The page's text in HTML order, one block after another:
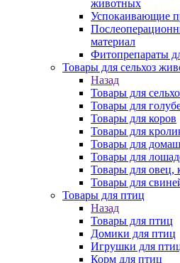
животных
Успокаивающие
материал
Фитопрепараты
Товары для сельхоз
Назад
Товары для
Товары для
Товары для коров
Товары для
Товары для
Товары для
Товары для овец,
Товары для
Товары для птиц
Назад
Товары для птиц
Домики для птиц
Игрушки для
Корм для птиц